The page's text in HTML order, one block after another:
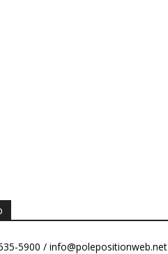
5900 / info@polepositionweb.net